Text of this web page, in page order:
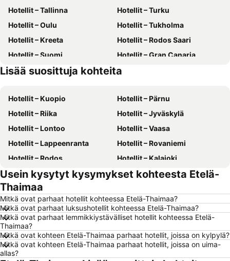
Hotellit – Tallinna
Hotellit – Turku
Hotellit – Oulu
Hotellit – Tukholma
Hotellit – Kreeta
Hotellit – Rodos Saari
Hotellit – Suomi
Hotellit – Gran Canaria
Hotellit – Kreikka
Hotellit – Malta
Lisää suosittuja kohteita
Hotellit – Kuopio
Hotellit – Pärnu
Hotellit – Riika
Hotellit – Jyväskylä
Hotellit – Lontoo
Hotellit – Vaasa
Hotellit – Lappeenranta
Hotellit – Rovaniemi
Hotellit – Rodos
Hotellit – Kalajoki
Hotellit – Alanya
Hotellit – Joensuu
Hotellit – Fuengirola
Hotellit – Savonlinna
Hotellit – Gdańsk
Hotellit – Lahti
Hotellit – Hämeenlinna
Hotellit – Seinäjoki
Hotellit – Mallorca
Hotellit – Ahvenanmaa
Hotellit – Aurinkorannikko
Usein kysytyt kysymykset kohteesta Etelä-
Thaimaa
Mitkä ovat parhaat hotellit kohteessa Etelä-Thaimaa?
Mitkä ovat parhaat luksushotellit kohteessa Etelä-Thaimaa?
Mitkä ovat parhaat lemmikkiystävälliset hotellit kohteessa Etelä-
Thaimaa?
Mitkä ovat kohteen Etelä-Thaimaa parhaat hotellit, joissa on kylpylä?
Mitkä ovat kohteen Etelä-Thaimaa parhaat hotellit, joissa on uima-
allas?